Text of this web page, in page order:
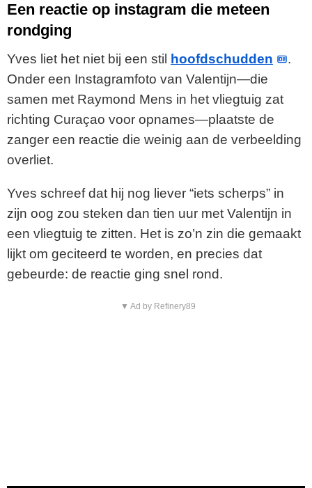
Een reactie op instagram die meteen
rondging
Yves liet het niet bij een stil hoofdschudden
.
Onder een Instagramfoto van Valentijn—die
samen met Raymond Mens in het vliegtuig zat
richting Curaçao voor opnames—plaatste de
zanger een reactie die weinig aan de verbeelding
overliet.
Yves schreef dat hij nog liever “iets scherps” in
zijn oog zou steken dan tien uur met Valentijn in
een vliegtuig te zitten. Het is zo’n zin die gemaakt
lijkt om geciteerd te worden, en precies dat
gebeurde: de reactie ging snel rond.
▼ Ad by Refinery89